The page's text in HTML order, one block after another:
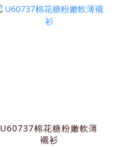
U60737棉花糖粉嫩軟薄
襯衫